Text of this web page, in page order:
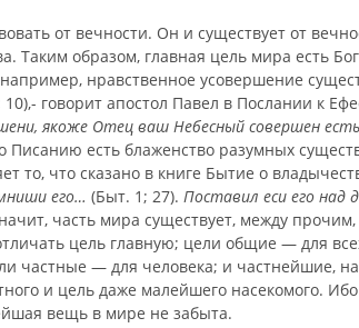
от вечности. Он и существует от
Таким образом, глав­ная цель мира есть
нравственное усовершение
10),- говорит апостол Павел в Послании к
якоже Отец ваш Небесный совершен есть
Писанию есть блаженство разумных
то, что сказано в книге Бытие о
его… (Быт. 1; 27). Поставил еси его над
часть мира существует, между прочим,
цель главную; цели общие — для
частные — для человека; и частнейшие,
и цель даже малейшего насекомого.
вещь в мире не забыта.